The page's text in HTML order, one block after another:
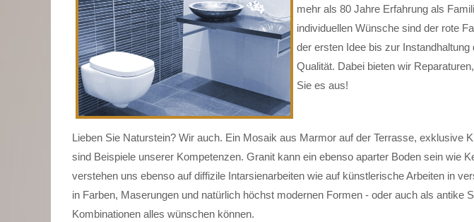
mehr als 80 Jahre Erfahrung als
individuellen Wünsche sind der rote
der ersten Idee bis zur
Qualität. Dabei bieten wir
Sie es aus!
Lieben Sie Naturstein? Wir auch. Ein Mosaik aus Marmor auf der Terrasse, exklusive
sind Beispiele unserer Kompetenzen. Granit kann ein ebenso aparter Boden sein wie
verstehen uns ebenso auf diffizile Intarsienarbeiten wie auf künstlerische Arbeiten in
in Farben, Maserungen und natürlich höchst modernen Formen - oder auch als
Kombinationen alles wünschen können.